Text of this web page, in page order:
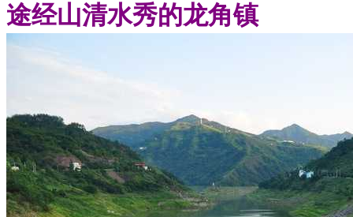
途经山清水秀的龙角镇